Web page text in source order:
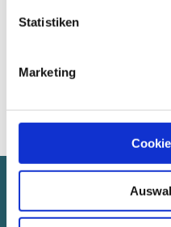
Statistiken
Marketing
GNAUK GMBH
Ein seit 2007 international